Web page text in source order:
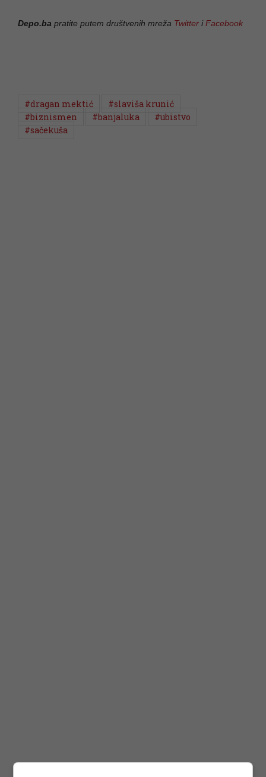
Depo.ba pratite putem društvenih mreža Twitter iFacebook
#dragan mektić
#slaviša krunić
#biznismen
#banjaluka
#ubistvo
#sačekuša